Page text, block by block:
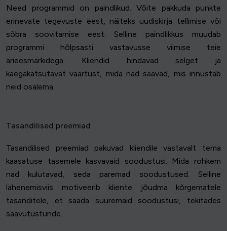
Need programmid on paindlikud. Võite pakkuda punkte
erinevate tegevuste eest, näiteks uudiskirja tellimise või
sõbra soovitamise eest. Selline paindlikkus muudab
programmi hõlpsasti vastavusse viimise teie
ärieesmärkidega. Kliendid hindavad selget ja
käegakatsutavat väärtust, mida nad saavad, mis innustab
neid osalema.
Tasandilised preemiad
Tasandilised preemiad pakuvad kliendile vastavalt tema
kaasatuse tasemele kasvavaid soodustusi. Mida rohkem
nad kulutavad, seda paremad soodustused. Selline
lähenemisviis motiveerib kliente jõudma kõrgematele
tasanditele, et saada suuremaid soodustusi, tekitades
saavutustunde.